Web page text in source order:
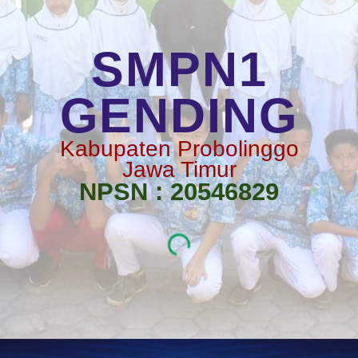
SMPN1
GENDING
Kabupaten Probolinggo
Jawa Timur
NPSN : 20546829